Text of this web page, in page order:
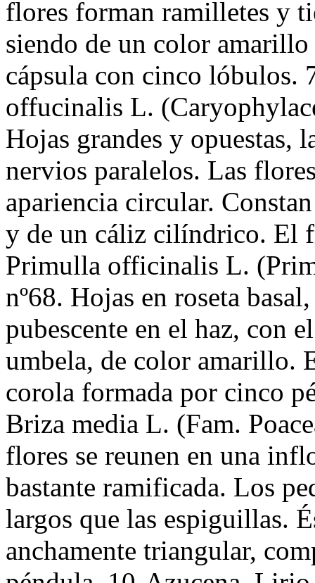
flores forman ramilletes y
siendo de un color
cápsula con cinco lóbulos.
offucinalis L.
Hojas grandes y opuestas,
nervios paralelos. Las
apariencia circular.
y de un cáliz cilíndrico. El
Primulla officinalis L.
nº68. Hojas en roseta
pubescente en el haz, con
umbela, de color amarillo.
corola formada por cinco
Briza media L. (Fam.
flores se reunen en una
bastante ramificada. Los
largos que las espiguillas.
anchamente triangular,